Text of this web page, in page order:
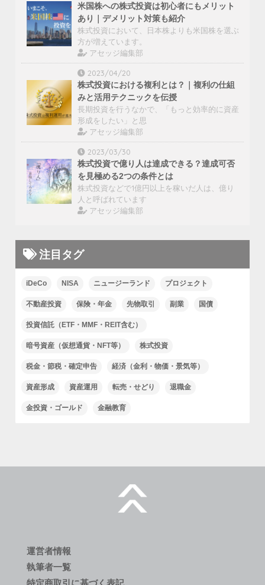
米国株への株式投資は初心者にもメリット
あり｜デメリット対策も紹介
株式投資において、日本株よりも米国株を選ぶ
方が増えています。
アセッジ編集部
2023/04/20
株式投資における複利とは？｜複利の仕組
みと活用テクニックを伝授
長期投資を行うなかで、「もっと効率的に資産
形成をしたい」と思
アセッジ編集部
2023/03/30
株式投資で億り人は達成できる？達成可否
を見極める2つの条件とは
株式投資などで1億円以上を稼いだ人は、億り
人と呼ばれています
アセッジ編集部
注目タグ
iDeCo NISA ニュージーランド プロジェクト
不動産投資 保険・年金 先物取引 副業 国債
投資信託（ETF・MMF・REIT含む）
暗号資産（仮想通貨・NFT等） 株式投資
税金・節税・確定申告 経済（金利・物価・景気等）
資産形成 資産運用 転売・せどり 退職金
金投資・ゴールド 金融教育
運営者情報
執筆者一覧
特定商取引に基づく表記